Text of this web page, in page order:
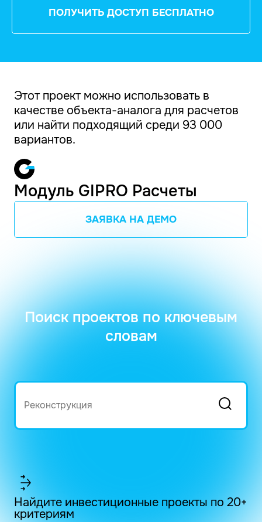
ПОЛУЧИТЬ ДОСТУП БЕСПЛАТНО
Этот проект можно использовать в
качестве объекта-аналога для расчетов
или найти подходящий среди 93 000
вариантов.
Модуль GIPRO Расчеты
ЗАЯВКА НА ДЕМО
Поиск проектов по ключевым
словам
Найдите инвестиционные проекты по 20+
критериям